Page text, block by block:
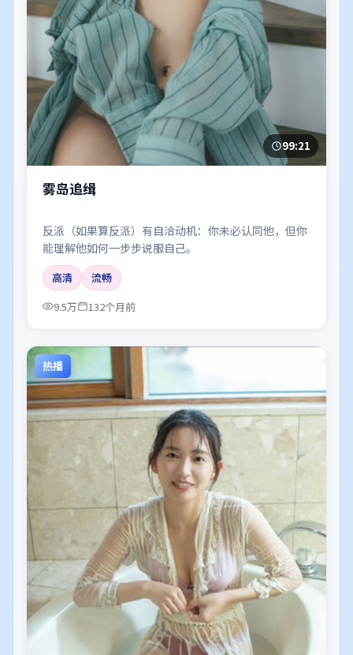
99:21
雾岛追缉
反派（如果算反派）有自洽动机：你未必认同他，但你
能理解他如何一步步说服自己。
高清
流畅
9.5万
132个月前
热播